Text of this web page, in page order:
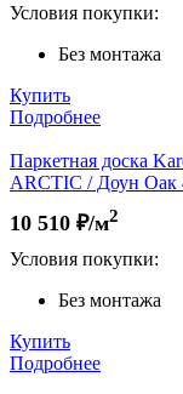
Условия покупки:
Без монтажа
Купить
Подробнее
Паркетная доска
ARCTIC / Доун
10 510 ₽/м2
Условия покупки:
Без монтажа
Купить
Подробнее